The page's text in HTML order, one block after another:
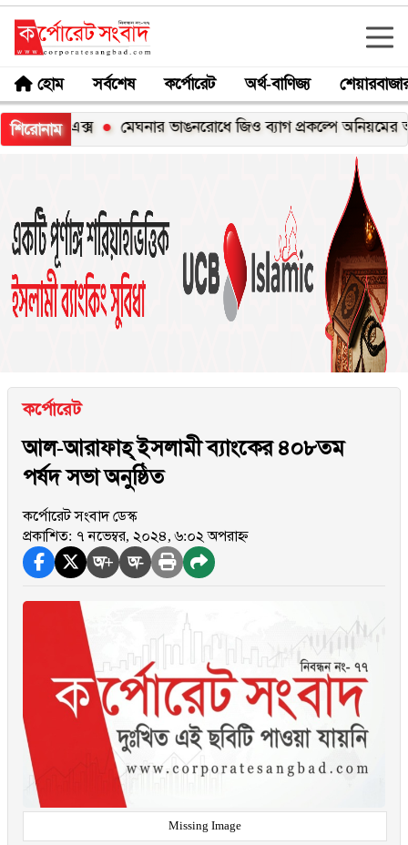
হোম সর্বশেষ কর্পোরেট অর্থ-বাণিজ্য
শিরোনাম মেঘনার ভাঙনরোধে জিও ব্যাগ প্রকল্পে অনিয়মের
কর্পোরেট
আল-আরাফাহ্ ইসলামী ব্যাংকের ৪০৮তম
পর্ষদ সভা অনুষ্ঠিত
কর্পোরেট সংবাদ ডেস্ক
প্রকাশিত: ৭ নভেম্বর, ২০২৪, ৬:০২ অপরাহ্ন
অ+ অ-
Missing Image